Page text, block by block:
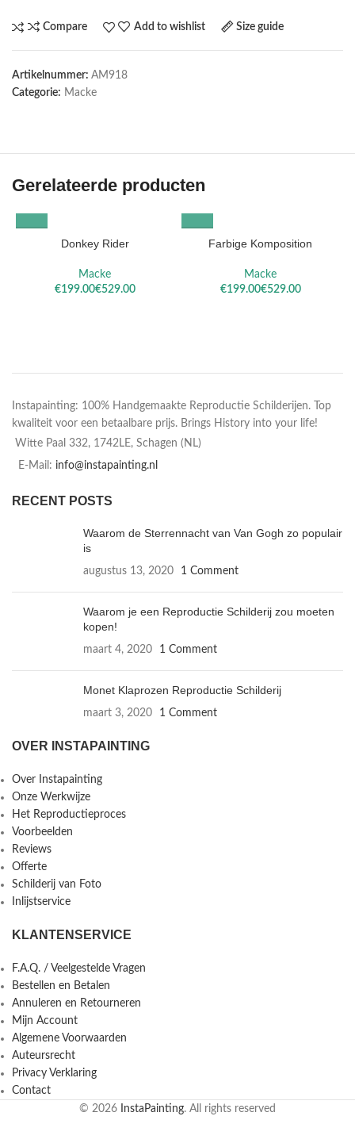
Compare Add to wishlist Size guide
Artikelnummer: AM918
Categorie: Macke
Gerelateerde producten
Donkey Rider
Macke
€
€
Farbige Komposition
Macke
€
€
Instapainting: 100% Handgemaakte Reproductie Schilderijen. Top
kwaliteit voor een betaalbare prijs. Brings History into your life!
Witte Paal 332, 1742LE, Schagen (NL)
E-Mail: info@instapainting.nl
RECENT POSTS
Waarom de Sterrennacht van Van Gogh zo populair
is
augustus 13, 2020 1 Comment
Waarom je een Reproductie Schilderij zou moeten
kopen!
maart 4, 2020 1 Comment
Monet Klaprozen Reproductie Schilderij
maart 3, 2020 1 Comment
OVER INSTAPAINTING
Over Instapainting
Onze Werkwijze
Het Reproductieproces
Voorbeelden
Reviews
Offerte
Schilderij van Foto
Inlijstservice
KLANTENSERVICE
F.A.Q. / Veelgestelde Vragen
Bestellen en Betalen
Annuleren en Retourneren
Mijn Account
Algemene Voorwaarden
Auteursrecht
Privacy Verklaring
Contact
© 2026
InstaPainting. All rights reserved